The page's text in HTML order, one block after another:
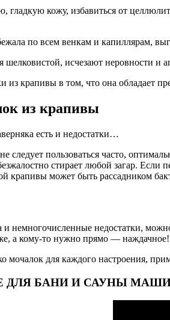
гладкую кожу, избавиться от
по всем венкам и капиллярам,
шелковистой, исчезают неровности и
из крапивы в том, что она обладает
из крапивы
есть и недостатки…
следует пользоваться часто,
стирает любой загар. Если
крапивы может быть рассадником
и немногочисленные недостатки,
а кому-то нужно прямо — наждачное!
мочалок для каждого настроения,
ДЛЯ БАНИ И САУНЫ